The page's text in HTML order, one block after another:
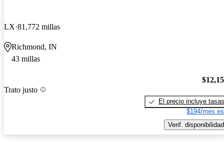
LX 81,772 millas
Richmond, IN
43 millas
Trato justo
El precio incluye tasas
$194/mes
Verif. disponibilidad